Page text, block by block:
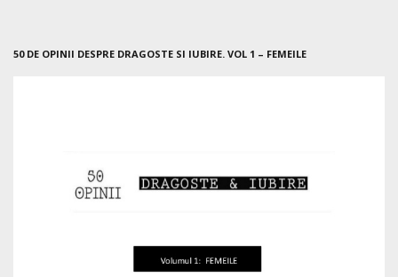
50 DE OPINII DESPRE DRAGOSTE SI IUBIRE. VOL 1 – FEMEILE